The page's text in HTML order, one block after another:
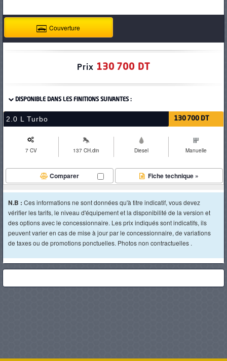
Couverture
Prix 130 700 DT
DISPONIBLE DANS LES FINITIONS SUIVANTES :
2.0 L Turbo 130 700 DT
7 CV 137 CH.din Diesel Manuelle
Fiche technique »
Comparer
N.B : Ces informations ne sont données qu'à titre indicatif, vous devez
vérifier les tarifs, le niveau d'équipement et la disponibilité de la version et
des options avec le concessionnaire. Les prix indiqués sont indicatifs, ils
peuvent varier en cas de mise à jour par le concessionnaire, de variations
de taxes ou de promotions ponctuelles. Photos non contractuelles .